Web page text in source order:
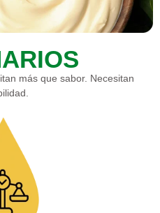
más que sabor. Necesitan